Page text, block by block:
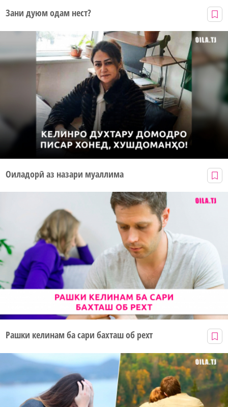
Зани дуюм одам нест?
Оиладорӣ аз назари муаллима
Рашки келинам ба сари бахташ об рехт